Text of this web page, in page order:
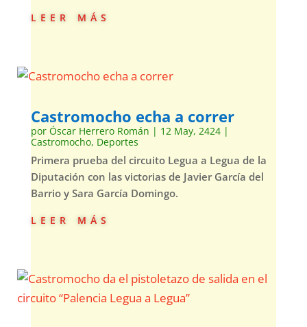
leer más
Castromocho echa a correr
por Óscar Herrero Román | 12 May, 2424|
Castromocho, Deportes
Primera prueba del circuito Legua a Legua de la
Diputación con las victorias de Javier García del
Barrio y Sara García Domingo.
leer más